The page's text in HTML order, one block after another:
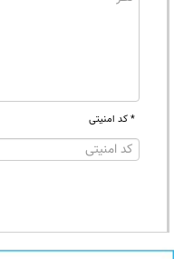
* کد امنیتی